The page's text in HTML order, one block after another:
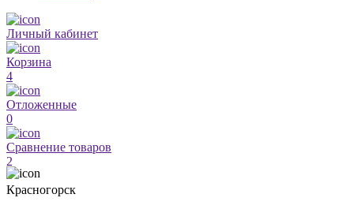
Личный кабинет
Корзина
4
Отложенные
0
Сравнение товаров
2
Красногорск